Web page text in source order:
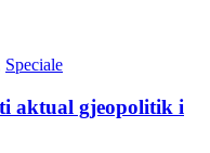
Speciale
aktual gjeopolitik i